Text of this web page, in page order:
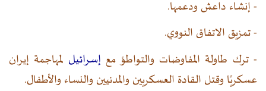
- إنشاء داعش ودعمها.
- تمزيق الاتفاق النووي.
- ترك طاولة المفاوضات والتواطؤ مع إسرائيل لمهاجمة إيران
عسكريًا وقتل القادة العسكريين والمدنيين والنساء والأطفال.